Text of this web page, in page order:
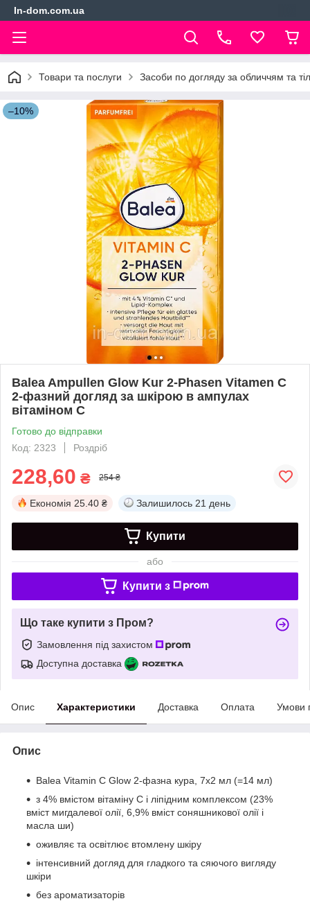
In-dom.com.ua
Товари та послуги Засоби по догляду за обличчям та
–10%
Balea Ampullen Glow Kur 2-Phasen Vitamen C
2-фазний догляд за шкірою в ампулах
вітаміном С
Готово до відправки
Код: 2323
Роздріб
228,60 ₴ 254 ₴
Економія 25.40 ₴ Залишилось 21 день
Купити
або
Купити з
Що таке купити з Пром?
Замовлення під захистом
Доступна доставка
Опис Характеристики Доставка Оплата Умови
Опис
Balea Vitamin C Glow 2-фазна кура, 7x2 мл (=14 мл)
з 4% вмістом вітаміну С і ліпідним комплексом (23%
вміст мигдалевої олії, 6,9% вміст соняшникової олії і
масла ши)
оживляє та освітлює втомлену шкіру
інтенсивний догляд для гладкого та сяючого вигляду
шкіри
без ароматизаторів